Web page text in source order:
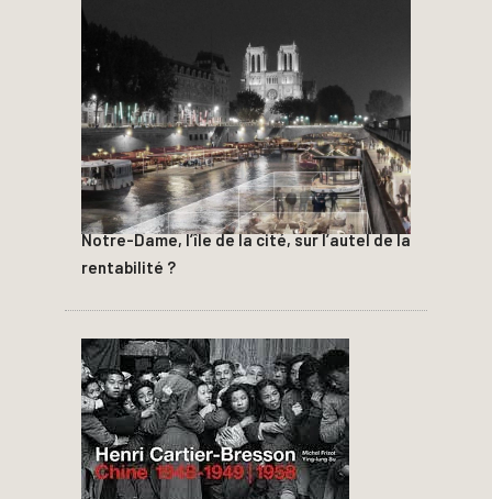
Notre-Dame, l’île de la cité, sur l’autel de la
rentabilité ?